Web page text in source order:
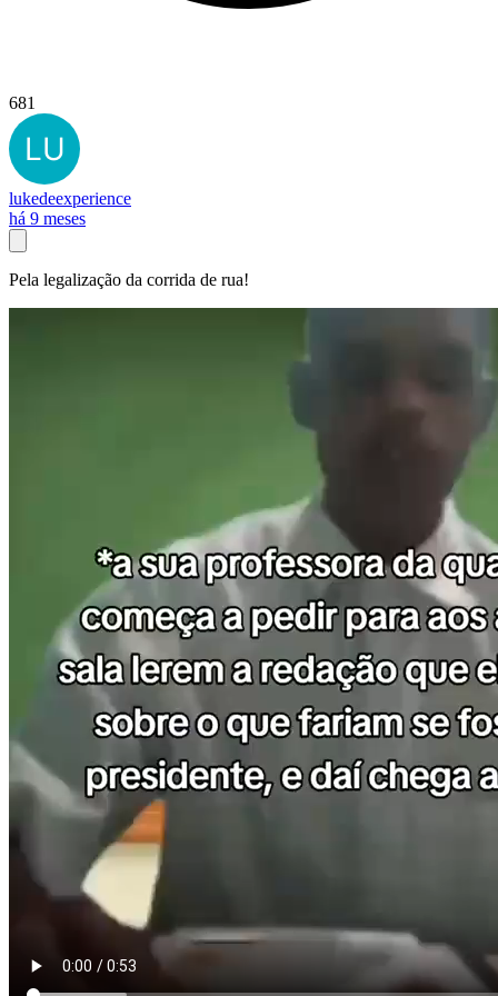
681
lukedeexperience
há 9 meses
Pela legalização da corrida de rua!